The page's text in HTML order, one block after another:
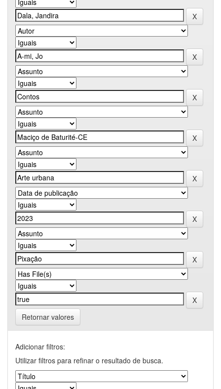
Retornar valores
Adicionar filtros:
Utilizar filtros para refinar o resultado de busca.